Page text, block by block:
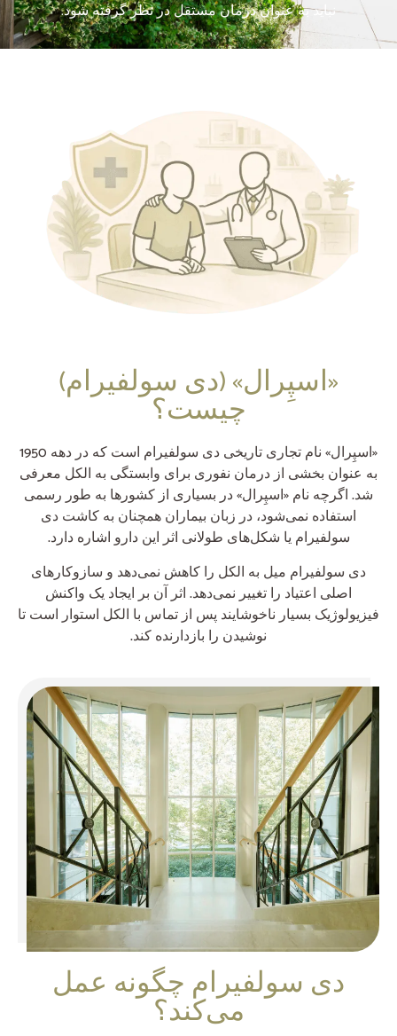
نباید به عنوان درمان مستقل در نظر گرفته شود.
«اسپِرال» (دی سولفیرام)
چیست؟
«اسپِرال» نام تجاری تاریخی دی سولفیرام است که در دهه 1950
به عنوان بخشی از درمان نفوری برای وابستگی به الکل معرفی
شد. اگرچه نام «اسپِرال» در بسیاری از کشورها به طور رسمی
استفاده نمی‌شود، در زبان بیماران همچنان به کاشت دی
سولفیرام یا شکل‌های طولانی اثر این دارو اشاره دارد.
دی سولفیرام میل به الکل را کاهش نمی‌دهد و سازوکارهای
اصلی اعتیاد را تغییر نمی‌دهد. اثر آن بر ایجاد یک واکنش
فیزیولوژیک بسیار ناخوشایند پس از تماس با الکل استوار است تا
نوشیدن را بازدارنده کند.
دی سولفیرام چگونه عمل
می‌کند؟